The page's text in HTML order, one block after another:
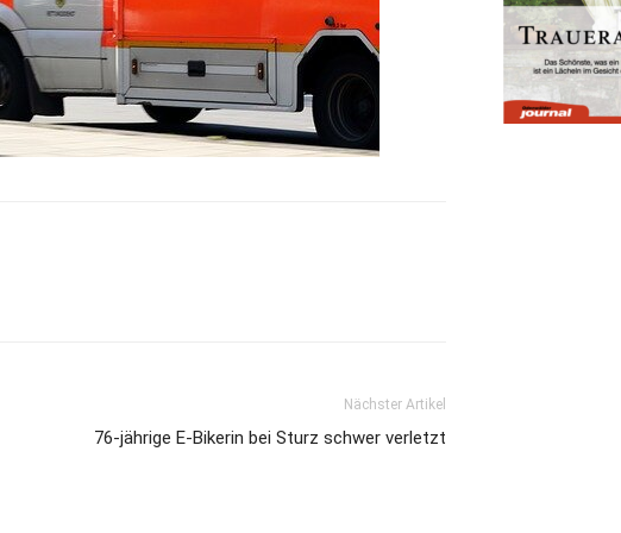
Nächster Artikel
76-jährige E-Bikerin bei Sturz schwer verletzt